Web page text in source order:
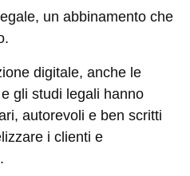
un abbinamento che
digitale, anche le
gli studi legali hanno
autorevoli e ben scritti
i clienti e